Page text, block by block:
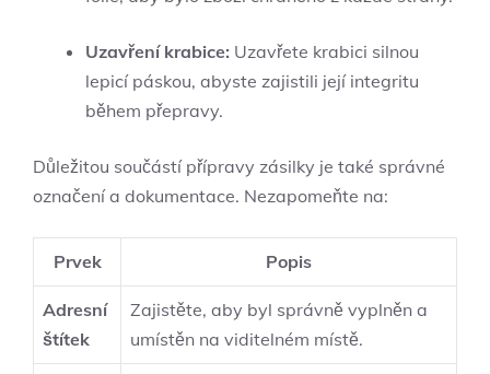
Uzavření krabice: Uzavřete krabici silnou
lepicí páskou, abyste zajistili její integritu
během přepravy.
Důležitou součástí přípravy zásilky je také správné
označení a dokumentace. Nezapomeňte na:
Prvek Popis
Adresní
štítek
Zajistěte, aby byl správně vyplněn a
umístěn na viditelném místě.